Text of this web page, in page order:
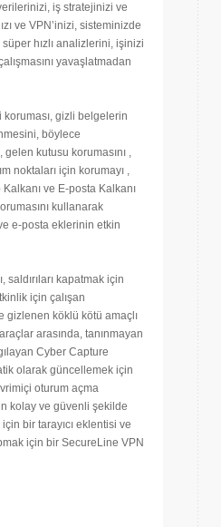
iş stratejinizi ve
ve VPN’inizi, sisteminizde
hızlı analizlerini, işinizi
yavaşlatmadan
gizli belgelerin
böylece
gelen kutusu korumasını ,
noktaları için korumayı ,
ve E-posta Kalkanı
kullanarak
e-posta eklerinin etkin
saldırıları kapatmak için
için çalışan
gizlenen köklü kötü amaçlı
arasında, tanınmayan
Cyber Capture
olarak güncellemek için
oturum açma
kolay ve güvenli şekilde
bir tarayıcı eklentisi ve
için bir SecureLine VPN